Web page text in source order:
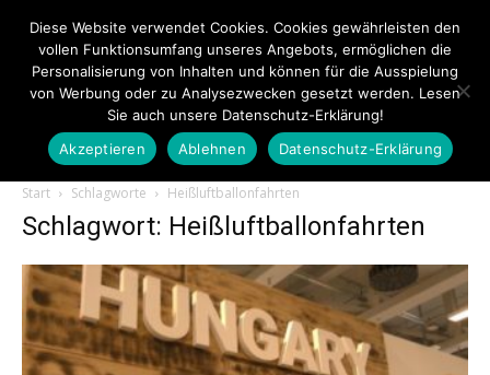
Touristiknews.de
Touristiknews
Start Schlagworte Heißluftballonfahrten
Schlagwort: Heißluftballonfahrten
Diese Website verwendet Cookies. Cookies gewährleisten den
vollen Funktionsumfang unseres Angebots, ermöglichen die
Personalisierung von Inhalten und können für die Ausspielung
von Werbung oder zu Analysezwecken gesetzt werden. Lesen
Sie auch unsere Datenschutz-Erklärung!
Akzeptieren
Ablehnen Datenschutz-Erklärung